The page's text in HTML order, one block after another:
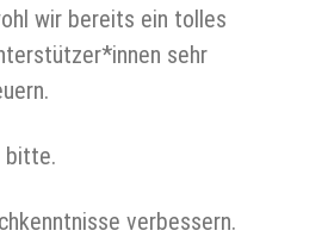
wir bereits ein tolles
sehr
bitte.
verbessern.